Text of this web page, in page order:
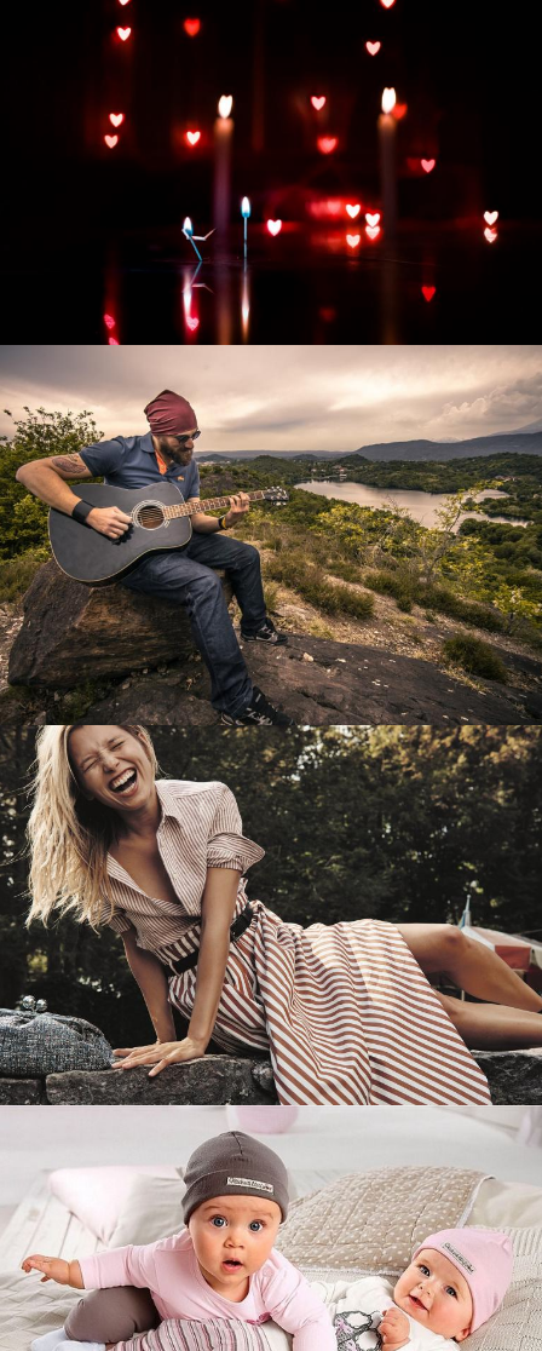
Развитие интернет-магазина "Всё для
праздника"
Смотреть проект
Перевод интернет-магазина
Guitaramania.ru на 1С-Битрикс
Смотреть проект
Имиджевый сайт для сети магазинов
Soho Project
Смотреть проект
Увеличили выручку интернет-
магазину topdatop.ru на 25%!